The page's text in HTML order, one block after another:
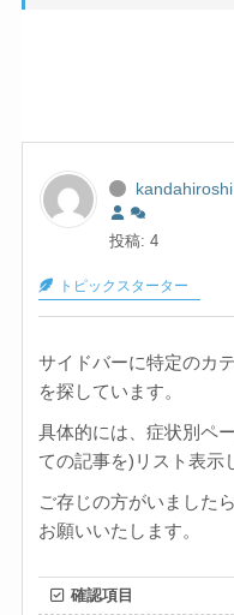
kandahiroshi
投稿: 4
トピックスターター
サイドバーに特定のカ
を探しています。
具体的には、症状別ペ
ての記事を)リスト表示
ご存じの方がいました
お願いいたします。
確認項目